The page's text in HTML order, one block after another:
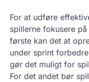
For at udføre
spillerne fokusere
første kan det at
under sprint
gør det muligt for
For det andet bør